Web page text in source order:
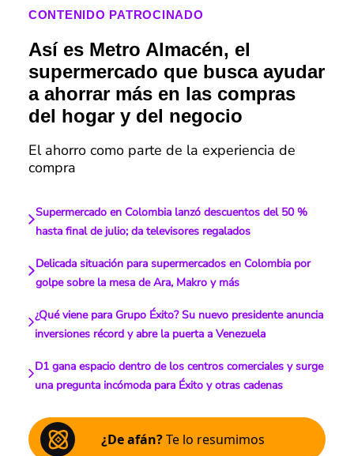
CONTENIDO PATROCINADO
Así es Metro Almacén, el
supermercado que busca ayudar
a ahorrar más en las compras
del hogar y del negocio
El ahorro como parte de la experiencia de
compra
Supermercado en Colombia lanzó descuentos del 50 %
hasta final de julio; da televisores regalados
Delicada situación para supermercados en Colombia por
golpe sobre la mesa de Ara, Makro y más
¿Qué viene para Grupo Éxito? Su nuevo presidente anuncia
inversiones récord y abre la puerta a Venezuela
D1 gana espacio dentro de los centros comerciales y surge
una pregunta incómoda para Éxito y otras cadenas
¿De afán?Te lo resumimos